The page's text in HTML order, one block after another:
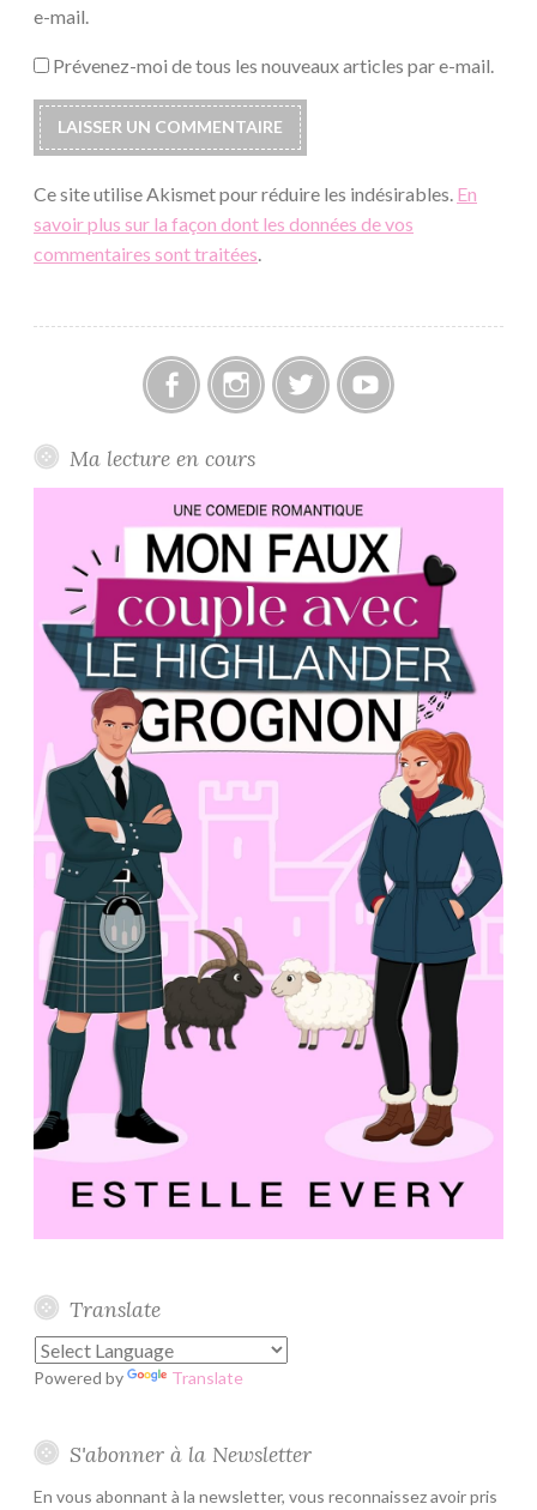
e-mail.
Prévenez-moi de tous les nouveaux articles par e-mail.
Ce site utilise Akismet pour réduire les indésirables. En
savoir plus sur la façon dont les données de vos
commentaires sont traitées.
Ma lecture en cours
Translate
Powered by Translate
S'abonner à la Newsletter
En vous abonnant à la newsletter, vous reconnaissez avoir pris